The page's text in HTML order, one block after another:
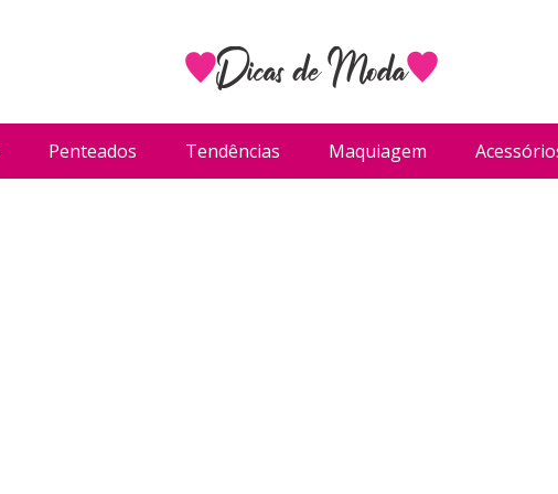
Penteados Tendências Maquiagem